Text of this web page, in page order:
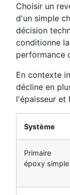
Choisir un
d'un simple
décision
conditionne
performance
En contexte
décline en
l'épaisseur et
Système
Primaire
époxy simple